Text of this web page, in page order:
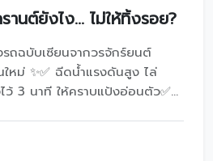
นต์ยังไง... ไม่ให้ทิ้งรอย?
รถฉบับเซียนจากวรจักร์ยนต์
หม่ ✨✅ ฉีดน้ำแรงดันสูง ไล่
ว้ 3 นาที ให้คราบแป้งอ่อนตัว✅
เศษหินข้างล่างขึ้นมาข่วนข้างบน
ามรายละเอียดเพิ่มเติมได้ที่...